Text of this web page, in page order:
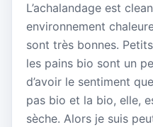
L’achalandage est
environnement
sont très bonnes.
les pains bio sont un
d’avoir le sentiment
pas bio et la bio, elle,
sèche. Alors je suis